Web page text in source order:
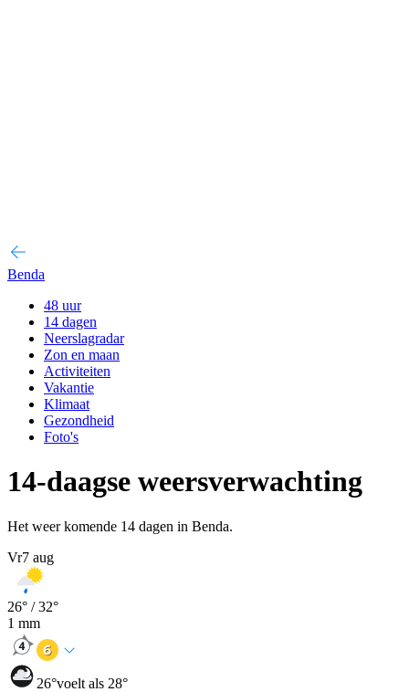
Benda
48 uur
14 dagen
Neerslagradar
Zon en maan
Activiteiten
Vakantie
Klimaat
Gezondheid
Foto's
14-daagse weersverwachting
Het weer komende 14 dagen in Benda.
Vr7 aug
26° /32°
1 mm
26°voelt als 28°